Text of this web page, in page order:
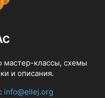
мастер-классы, схемы
и описания.
info@ellej.org